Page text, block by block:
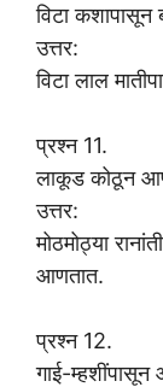
विटा कशापासून
उत्तर:
विटा लाल
प्रश्न 11.
लाकूड कोठून
उत्तर:
मोठमोठ्या
आणतात.
प्रश्न 12.
गाई-